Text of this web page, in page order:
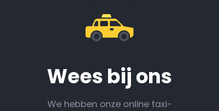
Wees bij ons
We hebben onze online taxi-